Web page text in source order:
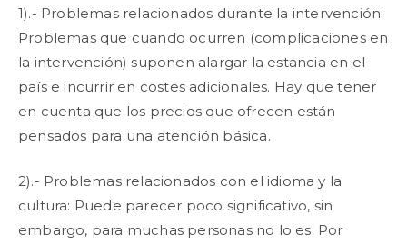
1).- Problemas relacionados durante la intervención:
Problemas que cuando ocurren (complicaciones en
la intervención) suponen alargar la estancia en el
país e incurrir en costes adicionales. Hay que tener
en cuenta que los precios que ofrecen están
pensados para una atención básica.
2).- Problemas relacionados con el idioma y la
cultura: Puede parecer poco significativo, sin
embargo, para muchas personas no lo es. Por